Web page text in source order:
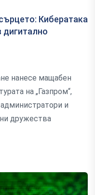
Кибератака
дигитално
нанесе мащабен
на „Газпром“,
и
дружества